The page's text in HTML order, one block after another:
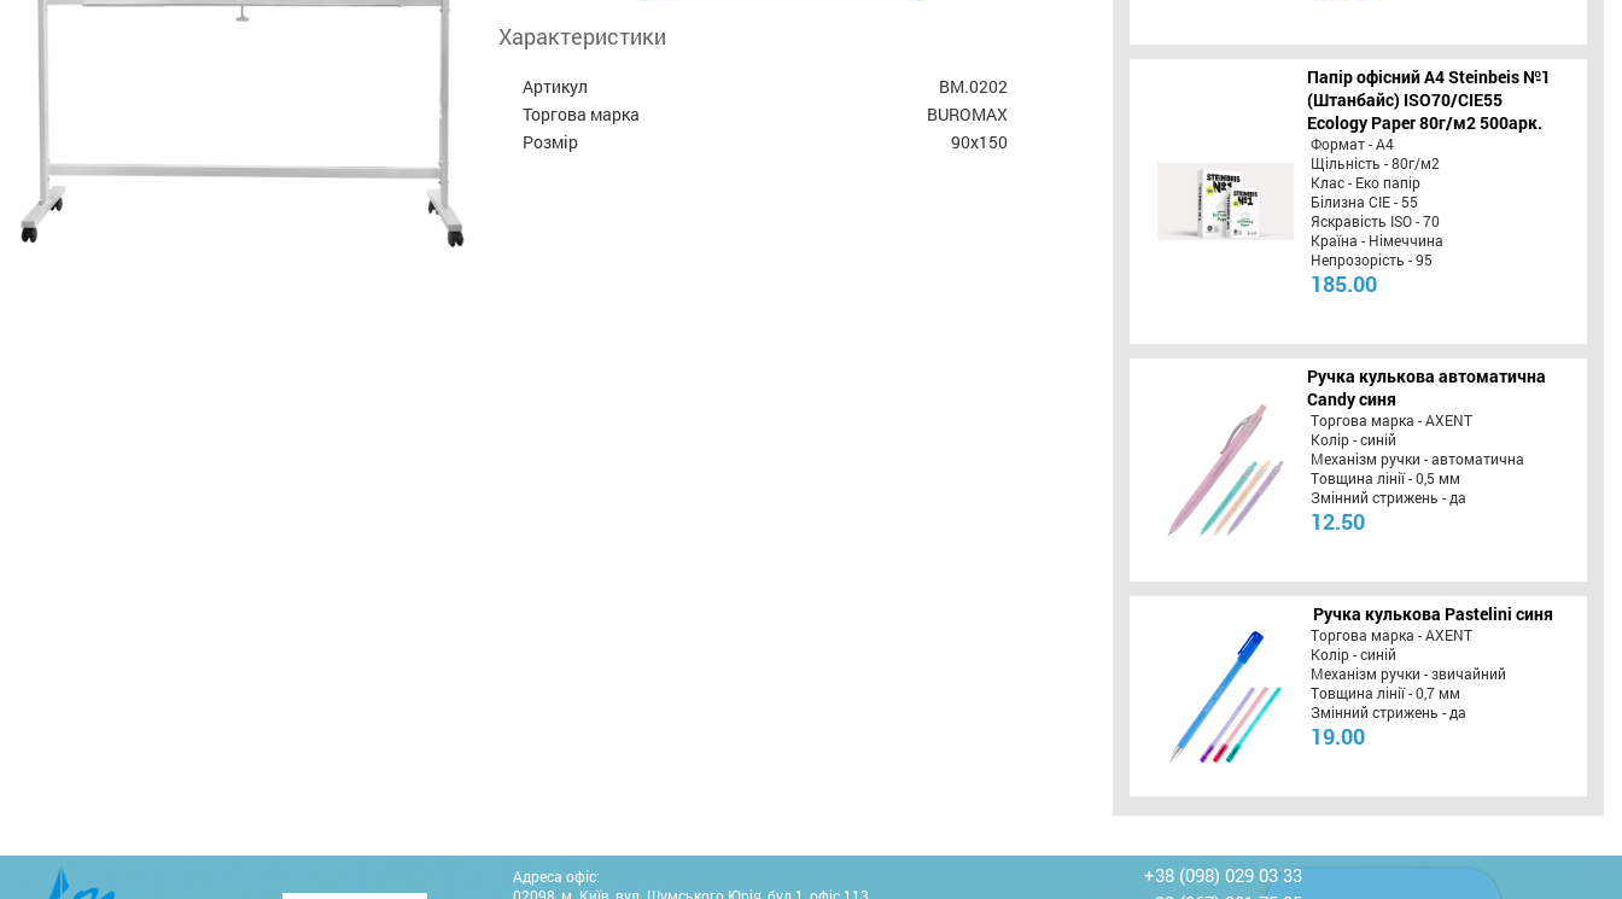
Характеристики
Артикул
BM.0202
Торгова марка
BUROMAX
Розмір
90x150
Папір офісний A4 Steinbeis №1
(Штанбайс) ISO70/СІЕ55
Ecology Paper 80г/м2 500арк.
Формат - А4
Щільність - 80г/м2
Клас - Еко папір
Білизна CIE - 55
Яскравість ISO - 70
Країна - Німеччина
Непрозорість - 95
185.00
Ручка кулькова автоматична
Candy синя
Торгова марка - AXENT
Колір - синій
Механізм ручки - автоматична
Товщина лінії - 0,5 мм
Змінний стрижень - да
12.50
Ручка кулькова Pastelini синя
Торгова марка - AXENT
Колір - синій
Механізм ручки - звичайний
Товщина лінії - 0,7 мм
Змінний стрижень - да
19.00
Адреса офіс:
+38 (098) 029 03 33